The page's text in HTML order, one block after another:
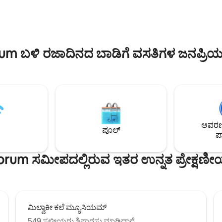
ಬಳಿ ರಜಾದಿನದ ಬಾಡಿಗೆ ವಸತಿಗಳ
ಪೂಲ್
ಸಮೀಪದಲ್ಲಿರುವ ಇತರ ಉನ್ನತ
ಮಿಲ್ವಾಕೀ ಕಲೆ ಮ್ಯೂಸಿಯಮ್